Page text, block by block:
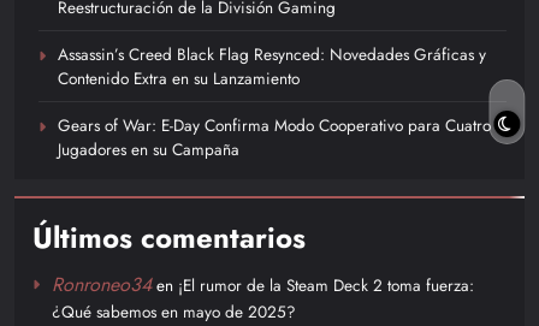
Reestructuración de la División Gaming
Assassin’s Creed Black Flag Resynced: Novedades Gráficas y
Contenido Extra en su Lanzamiento
Gears of War: E-Day Confirma Modo Cooperativo para Cuatro
Jugadores en su Campaña
Últimos comentarios
Ronroneo34en ¡El rumor de la Steam Deck 2 toma fuerza:
¿Qué sabemos en mayo de 2025?